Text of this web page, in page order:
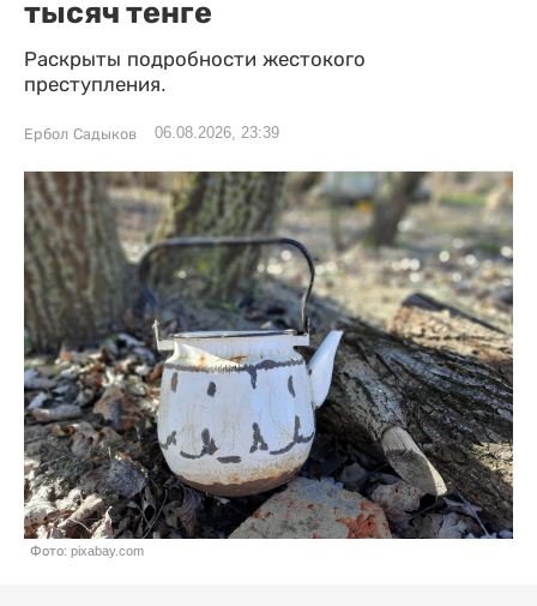
тысяч тенге
Раскрыты подробности жестокого
преступления.
Ербол Садыков 06.08.2026, 23:39
Фото: pixabay.com